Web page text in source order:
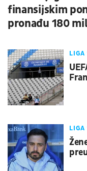
finansijskim
pronađu 180
LIGA
LIGA